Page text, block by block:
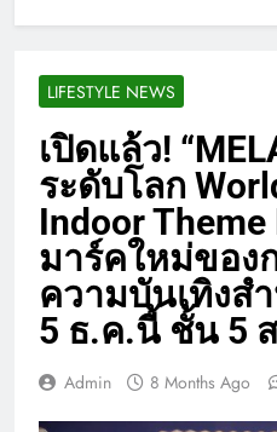
LIFESTYLE NEWS
เปิดแล้ว!
ระดับโลก
Indoor
มาร์คใหม่ของ
ความบันเทิงส
5 ธ.ค.นี้ ชั้น 5
Admin 8 Months Ago